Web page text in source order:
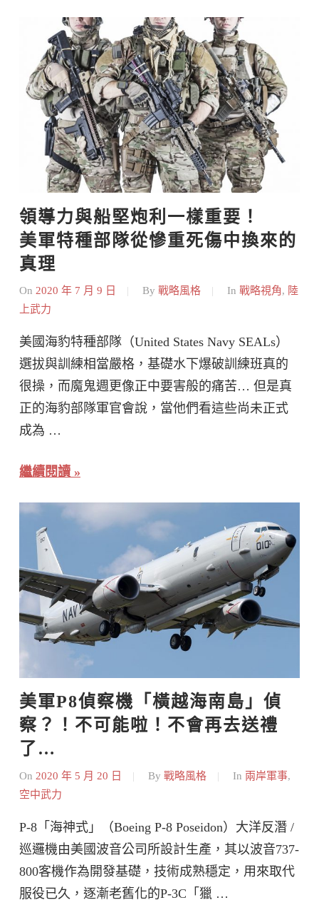
領導力與船堅炮利一樣重要！
美軍特種部隊從慘重死傷中換來的
真理
On 2020 年 7 月 9 日 By 戰略風格 In 戰略視角, 陸
上武力
美國海豹特種部隊（United States Navy SEALs）
選拔與訓練相當嚴格，基礎水下爆破訓練班真的
很操，而魔鬼週更像正中要害般的痛苦… 但是真
正的海豹部隊軍官會說，當他們看這些尚未正式
成為 …
繼續閱讀
美軍P8偵察機「橫越海南島」偵
察？！不可能啦！不會再去送禮
了…
On 2020 年 5 月 20 日 By 戰略風格 In 兩岸軍事,
空中武力
P-8「海神式」（Boeing P-8 Poseidon）大洋反潛 /
巡邏機由美國波音公司所設計生產，其以波音737-
800客機作為開發基礎，技術成熟穩定，用來取代
服役已久，逐漸老舊化的P-3C「獵 …